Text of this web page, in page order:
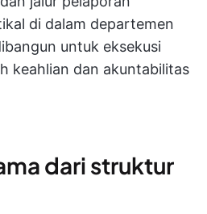
di dalam departemen
untuk eksekusi
keahlian dan akuntabilitas
dari struktur